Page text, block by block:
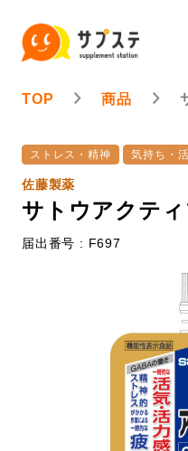
TOP 商品
ストレス・精神 気持ち・
佐藤製薬
サトウアクテ
届出番号 : F697